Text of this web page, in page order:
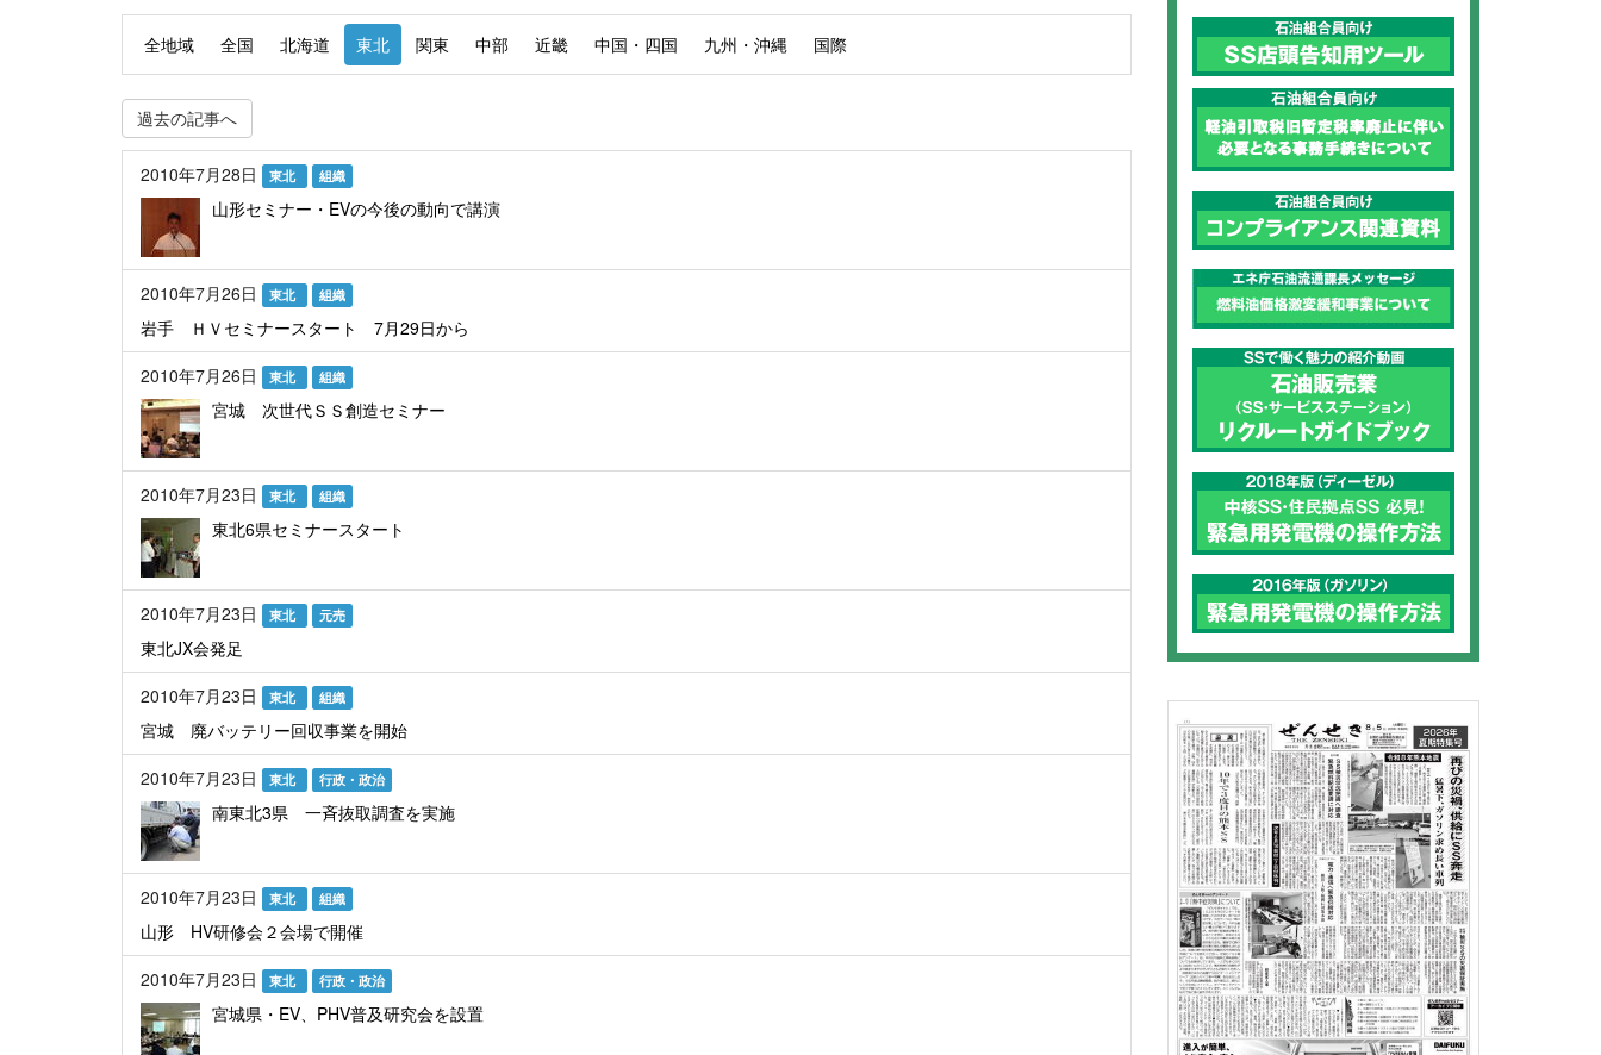
全地域 全国 北海道 東北 関東 中部 近畿 中国・四国 九州・沖縄 国際
過去の記事へ
2010年7月28日 東北 組織
山形セミナー・EVの今後の動向で講演
2010年7月26日 東北 組織
岩手 ＨＶセミナースタート 7月29日から
2010年7月26日
東北 組織
宮城 次世代ＳＳ創造セミナー
2010年7月23日 東北 組織
東北6県セミナースタート
2010年7月23日 東北 元売
東北JX会発足
2010年7月23日
東北 組織
宮城 廃バッテリー回収事業を開始
2010年7月23日
東北 行政・政治
南東北3県 一斉抜取調査を実施
2010年7月23日 東北 組織
山形 HV研修会２会場で開催
2010年7月23日
東北 行政・政治
宮城県・EV、PHV普及研究会を設置